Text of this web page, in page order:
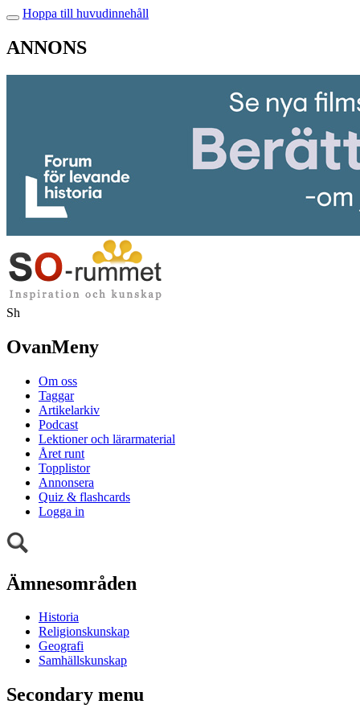
Hoppa till huvudinnehåll
ANNONS
Sh
OvanMeny
Om oss
Taggar
Artikelarkiv
Podcast
Lektioner och lärarmaterial
Året runt
Topplistor
Annonsera
Quiz & flashcards
Logga in
Ämnesområden
Historia
Religionskunskap
Geografi
Samhällskunskap
Secondary menu